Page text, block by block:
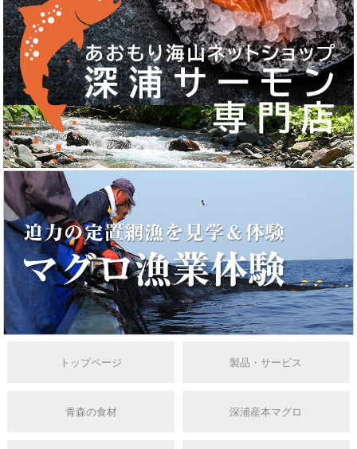
トップページ 製品・サービス
青森の食材 深浦産本マグロ